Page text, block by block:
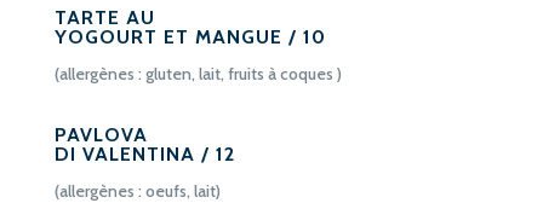
TARTE AU
YOGOURT ET MANGUE / 10
(allergènes : gluten, lait, fruits à coques )
PAVLOVA
DI VALENTINA / 12
(allergènes : oeufs, lait)